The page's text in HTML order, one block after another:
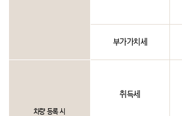
부가가치세
차량 등록 시
취득세